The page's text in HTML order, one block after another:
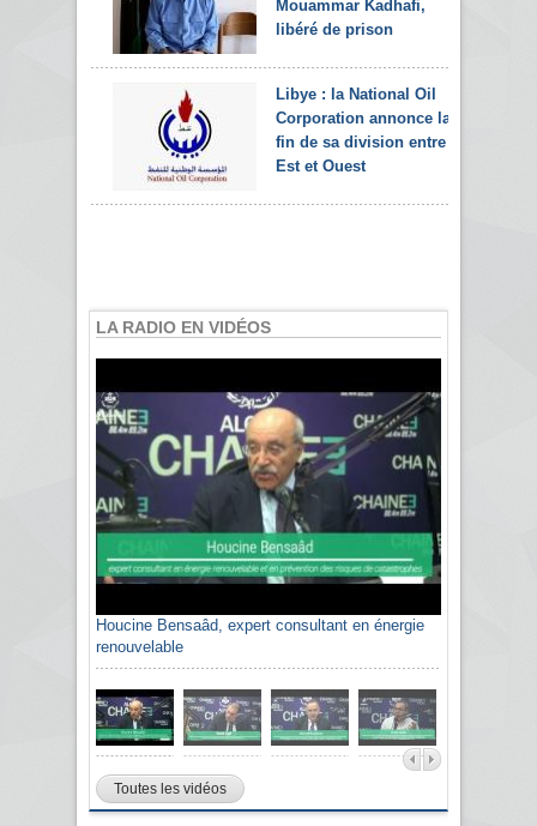
Mouammar Kadhafi,
libéré de prison
Libye : la National Oil
Corporation annonce la
fin de sa division entre
Est et Ouest
LA RADIO EN VIDÉOS
Houcine Bensaâd, expert consultant en énergie
renouvelable
Toutes les vidéos